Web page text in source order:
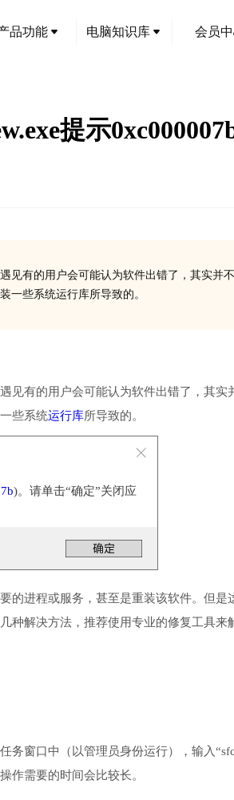
品功能 电脑知识库 会员
提示
有的用户会可能认为软件出错了，其实并不
一些系统运行库所导致的。
见有的用户会可能认为软件出错了，其实
些系统运行库所导致的。
)。请单击“确定”关闭应
的进程或服务，甚至是重装该软件。但是
种解决方法，推荐使用专业的修复工具来
窗口中（以管理员身份运行），输入
作需要的时间会比较长。